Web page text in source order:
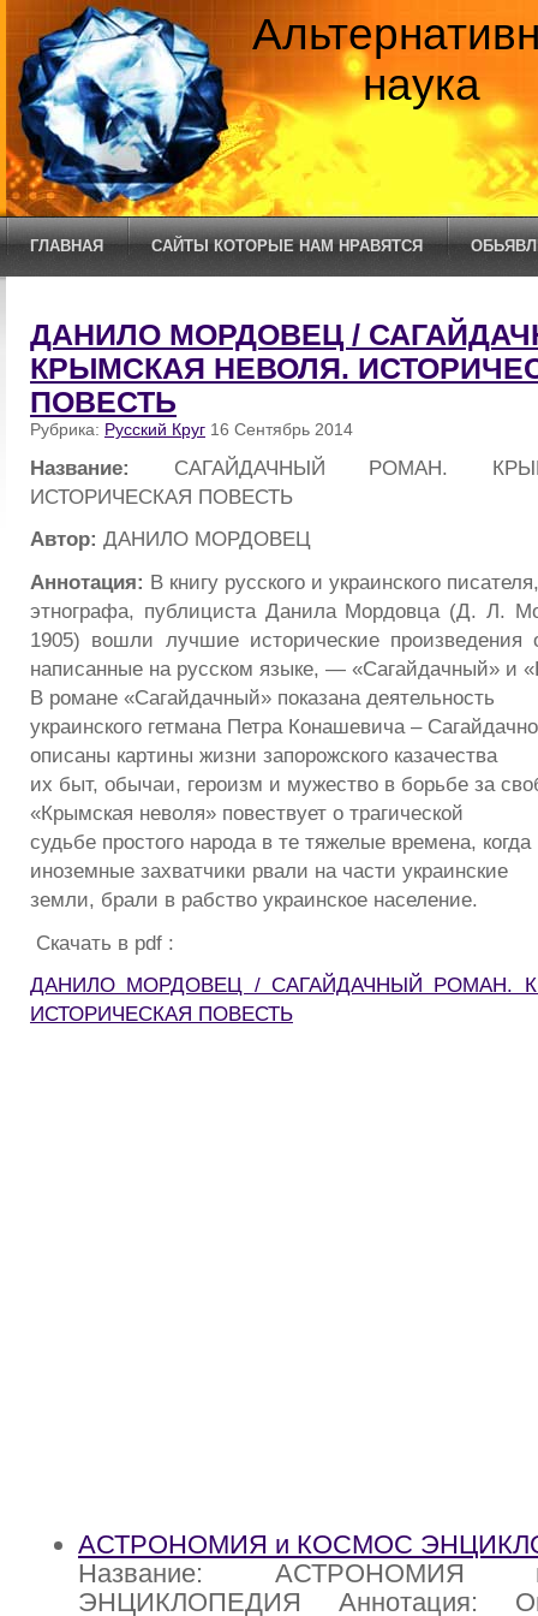
наука
ГЛАВНАЯ САЙТЫ КОТОРЫЕ НАМ НРАВЯТСЯ
ДАНИЛО МОРДОВЕЦ /
КРЫМСКАЯ НЕВОЛЯ.
ПОВЕСТЬ
Рубрика: Русский Круг 16 Сентябрь 2014
Название: САГАЙДАЧНЫЙ РОМАН.
ИСТОРИЧЕСКАЯ ПОВЕСТЬ
Автор: ДАНИЛО МОРДОВЕЦ
Аннотация: В книгу русского и украинского
этнографа, публициста Данила Мордовца (Д. Л.
1905) вошли лучшие исторические
написанные на русском языке, — «Сагайдачный» и
В романе «Сагайдачный» показана деятельность
украинского гетмана Петра Конашевича –
описаны картины жизни запорожского казачества
их быт, обычаи, героизм и мужество в борьбе за
«Крымская неволя» повествует о трагической
судьбе простого народа в те тяжелые времена, когда
иноземные захватчики рвали на части украинские
земли, брали в рабство украинское население.
Скачать в pdf :
ДАНИЛО МОРДОВЕЦ / САГАЙДАЧНЫЙ РОМАН.
ИСТОРИЧЕСКАЯ ПОВЕСТЬ
АСТРОНОМИЯ и КОСМОС
Название:
ЭНЦИКЛОПЕДИЯ Аннотация: